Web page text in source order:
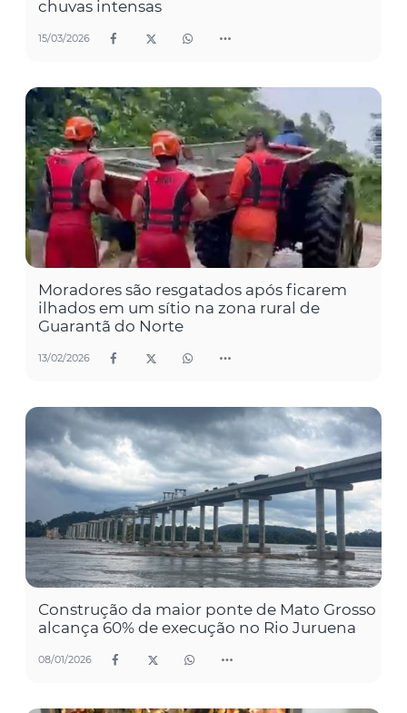
chuvas intensas
15/03/2026
Moradores são resgatados após ficarem
ilhados em um sítio na zona rural de
Guarantã do Norte
13/02/2026
Construção da maior ponte de Mato Grosso
alcança 60% de execução no Rio Juruena
08/01/2026